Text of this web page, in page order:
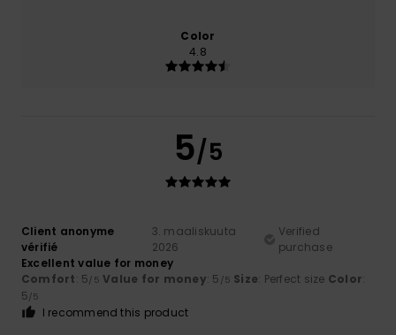
Color
4.8
5/5
Client anonyme
vérifié
3. maaliskuuta
2026
Verified
purchase
Excellent value for money
Comfort: 5/5 Value for money: 5 /5 Size: Perfect size Color:
5/5
I recommend this product